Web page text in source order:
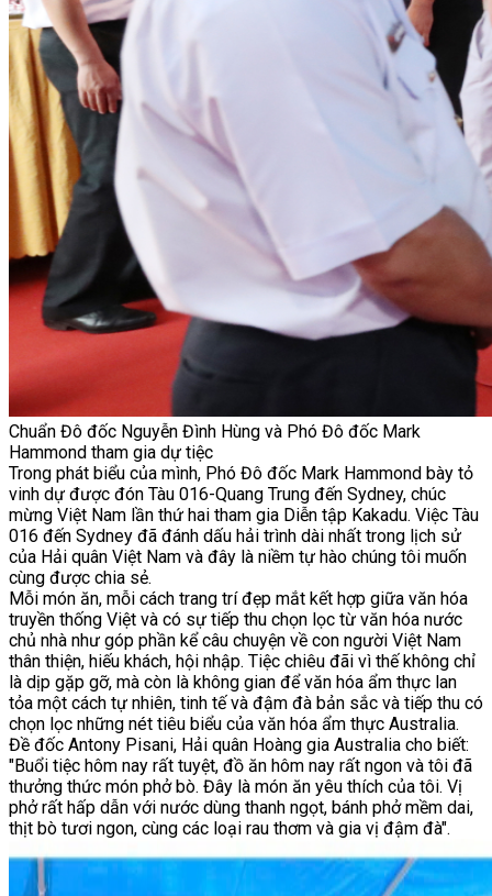
Chuẩn Đô đốc Nguyễn Đình Hùng và Phó Đô đốc Mark
Hammond tham gia dự tiệc
Trong phát biểu của mình, Phó Đô đốc Mark Hammond bày tỏ
vinh dự được đón Tàu 016-Quang Trung đến Sydney, chúc
mừng Việt Nam lần thứ hai tham gia Diễn tập Kakadu. Việc Tàu
016 đến Sydney đã đánh dấu hải trình dài nhất trong lịch sử
của Hải quân Việt Nam và đây là niềm tự hào chúng tôi muốn
cùng được chia sẻ.
Mỗi món ăn, mỗi cách trang trí đẹp mắt kết hợp giữa văn hóa
truyền thống Việt và có sự tiếp thu chọn lọc từ văn hóa nước
chủ nhà như góp phần kể câu chuyện về con người Việt Nam
thân thiện, hiếu khách, hội nhập. Tiệc chiêu đãi vì thế không chỉ
là dịp gặp gỡ, mà còn là không gian để văn hóa ẩm thực lan
tỏa một cách tự nhiên, tinh tế và đậm đà bản sắc và tiếp thu có
chọn lọc những nét tiêu biểu của văn hóa ẩm thực Australia.
Đề đốc Antony Pisani, Hải quân Hoàng gia Australia cho biết:
"Buổi tiệc hôm nay rất tuyệt, đồ ăn hôm nay rất ngon và tôi đã
thưởng thức món phở bò. Đây là món ăn yêu thích của tôi. Vị
phở rất hấp dẫn với nước dùng thanh ngọt, bánh phở mềm dai,
thịt bò tươi ngon, cùng các loại rau thơm và gia vị đậm đà".